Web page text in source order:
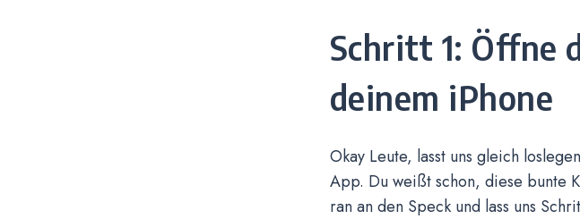
Schritt 1: Öffne
deinem iPhone
Okay Leute, lasst uns gleich
App. Du weißt schon, diese bunte
ran an den Speck und lass uns